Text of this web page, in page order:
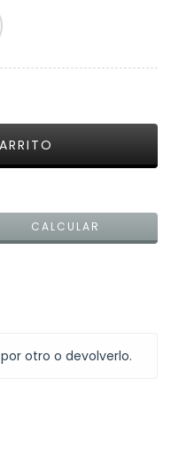
CALCULAR
otro o devolverlo.